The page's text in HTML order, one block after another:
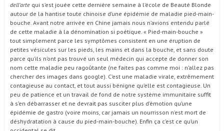
dell’arte qui s’est jouée cette dernière semaine à l’école de Beauté Blonde
autour de la hantise toute chinoise d’une épidémie de maladie pied-main-
bouche. Avant notre arrivée en Chine jamais nous n’avions entendu parlé
de cette maladie à la dénomination si poétique. « Pied-main-bouche »
tout simplement parce les symptômes consistent en une éruption de
petites vésicules sur les pieds, les mains et dans la bouche, et sans doute
parce qu’ils n’ont pas trouvé un seul médecin qui accepte de donner son
nom cette maladie peu ragoûtante (ne faites pas comme moi : n’allez pas
chercher des images dans google). C’est une maladie virale, extrêmement
contagieuse au contact, et tout aussi bénigne qu’elle est contagieuse. Un
peu de patience et un travail de fond de notre système immunitaire suffit
à s’en débarrasser et ne devrait pas susciter plus d’émotion qu’une
épidémie de gastro (voire moins, car jamais un nourrisson n’est mort de
déshydratation à cause du pied-main-bouche). Enfin ça c’est ce qu’un